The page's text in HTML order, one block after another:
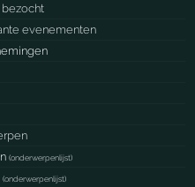
evenementen
(onderwerpenlijst)
(onderwerpenlijst)